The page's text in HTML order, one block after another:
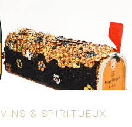
VINS & SPIRITUEUX